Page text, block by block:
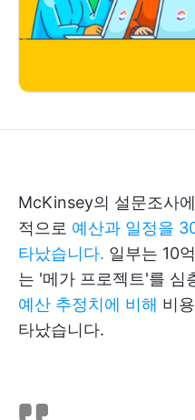
McKinsey의 설문조사
적으로 예산과 일정을
타났습니다. 일부는 10
는 '메가 프로젝트'를 심
예산 추정치에 비해 비
타났습니다.